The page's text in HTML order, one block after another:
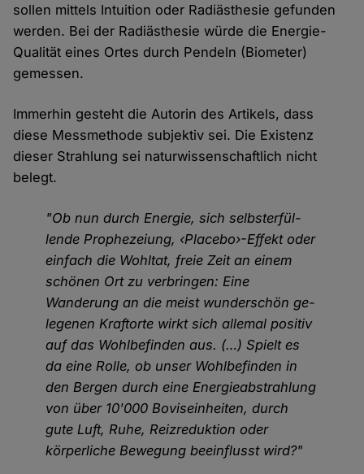
sollen mittels Intuition oder Radiästhesie gefunden
werden. Bei der Radiästhesie würde die Energie-
Qualität eines Ortes durch Pendeln (Biometer)
gemessen.
Immerhin gesteht die Autorin des Artikels, dass
diese Messmethode subjektiv sei. Die Existenz
dieser Strahlung sei natur­wis­sen­schaft­lich nicht
belegt.
"Ob nun durch Energie, sich selbst­erfül­
lende Prophezeiung, ‹Placebo›-­Effekt oder
einfach die Wohltat, freie Zeit an einem
schönen Ort zu verbringen: Eine
Wanderung an die meist wunderschön ge­
le­ge­nen Kraftorte wirkt sich allemal positiv
auf das Wohlbefinden aus. (…) Spielt es
da eine Rolle, ob unser Wohl­befinden in
den Bergen durch eine Ener­gie­ab­strah­lung
von über 10'000 Bovis­einheiten, durch
gute Luft, Ruhe, Reizreduktion oder
körperliche Bewegung beeinflusst wird?"